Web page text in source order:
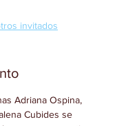
invitados
Adriana Ospina,
Cubides se